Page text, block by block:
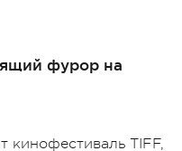
фурор на
кинофестиваль TIFF,